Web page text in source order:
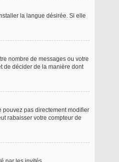
la langue désirée. Si elle
nombre de messages ou votre
de décider de la manière dont
pouvez pas directement modifier
rabaisser votre compteur de